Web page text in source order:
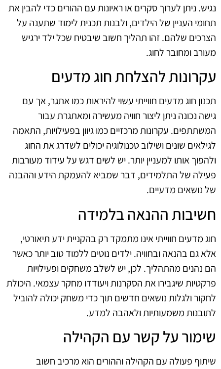
נגיש. ניתן לערוך סקרים או ראיונות עם ההורים כדי להבין את
תחומי העניין של הילדים, ולבנות תכנית לימוד שתענה על
הצרכים שלהם. זהו תהליך חשוב שיבטיח שכל ילד ירגיש
מעורב ומחובר לחוג.
עקרונות להצלחת חוג מדעים
תכנון חוג מדעים חווייתי עשוי להיראות כמו אתגר, אך עם
גישה נכונה ניתן ליצור חוויה מעשירה ומאתגרת עבור
המשתתפים. עקרונות מרכזיים כמו גיוון בפעילויות, התאמה
לגילאים שונים ושילוב טכנולוגיה יכולים לשדרג את החוג
ולהפוך אותו למעניין יותר. יש לשים דגש על עידוד מעורבות
פעילה של התלמידים, דבר שמביא להעמקת הידע וההבנה
של נושאים מדעיים.
חשיבות ההנאה בלמידה
חוג מדעים חווייתי אינו מתמקד רק בהקניית ידע תיאורטי,
אלא גם בהנאה ובחוויה. ילדים נוטים ללמוד טוב יותר כאשר
הם נהנים מהתהליך. לכן, יש לשלב משחקים ופעילויות
פרקטיות שיגבירו את הסקרנות ויעודדו מחקר עצמאי. היכולת
לחקור ולגלות נושאים חדשים תוך כדי משחק יכולה להוביל
לתובנות משמעותיות ולאהבה למדע.
שימור על קשר עם הקהילה
שיתוף פעולה עם הקהילה וההורים הוא מרכיב חשוב